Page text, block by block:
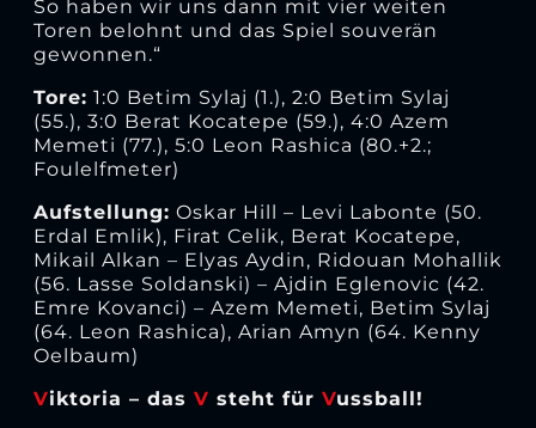
So haben wir uns dann mit vier weiten
Toren belohnt und das Spiel souverän
gewonnen.“
Tore: 1:0 Betim Sylaj (1.), 2:0 Betim Sylaj
(55.), 3:0 Berat Kocatepe (59.), 4:0 Azem
Memeti (77.), 5:0 Leon Rashica (80.+2.;
Foulelfmeter)
Aufstellung: Oskar Hill – Levi Labonte (50.
Erdal Emlik), Firat Celik, Berat Kocatepe,
Mikail Alkan – Elyas Aydin, Ridouan Mohallik
(56. Lasse Soldanski) – Ajdin Eglenovic (42.
Emre Kovanci) – Azem Memeti, Betim Sylaj
(64. Leon Rashica), Arian Amyn (64. Kenny
Oelbaum)
Viktoria – das V steht für Vussball!